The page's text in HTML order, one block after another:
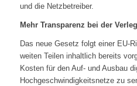
und die Netzbetreiber.
Mehr Transparenz bei der
Das neue Gesetz folgt einer EU-
weiten Teilen inhaltlich bereits
Kosten für den Auf- und Ausbau
Hochgeschwindigkeitsnetze zu